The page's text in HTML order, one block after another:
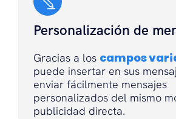
Personalización de
Gracias a los campos
puede insertar en sus
enviar fácilmente mensajes
personalizados del mismo
publicidad directa.